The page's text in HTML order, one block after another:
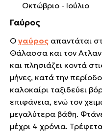
Οκτώβριο - Ιούλιο
Γαύρος
Ο γαύρος απαντάται
Θάλασσα και τον
και πλησιάζει κοντά
μήνες, κατά την
καλοκαίρι ταξιδεύει
επιφάνεια, ενώ τον
μεγαλύτερα βάθη.
μέχρι 4 χρόνια.